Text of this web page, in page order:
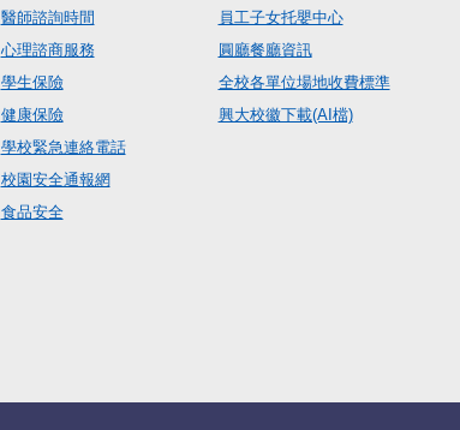
醫師諮詢時間
心理諮商服務
學生保險
健康保險
學校緊急連絡電話
校園安全通報網
食品安全
員工子女托嬰中心
圓廳餐廳資訊
全校各單位場地收費標準
興大校徽下載(AI檔)